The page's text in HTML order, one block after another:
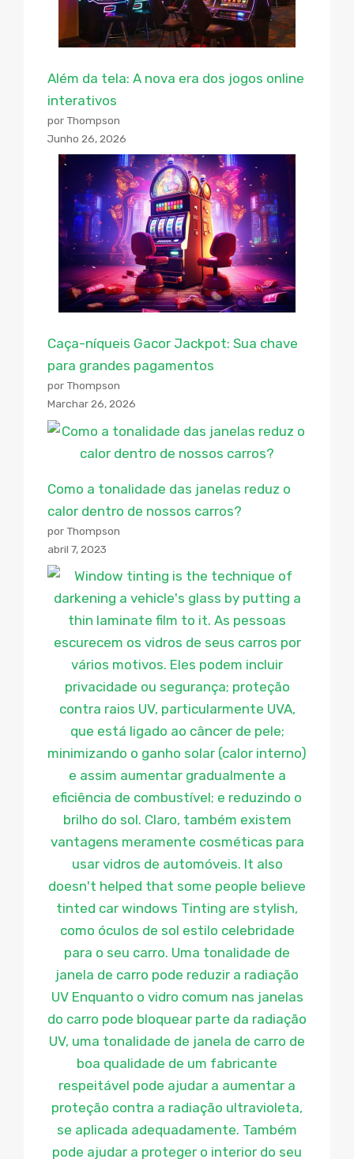
Além da tela: A nova era dos jogos online
interativos
por Thompson
Junho 26, 2026
Caça-níqueis Gacor Jackpot: Sua chave
para grandes pagamentos
por Thompson
Marchar 26, 2026
Como a tonalidade das janelas reduz o
calor dentro de nossos carros?
por Thompson
abril 7, 2023